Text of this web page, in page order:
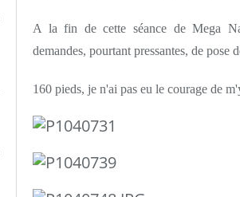
A la fin de cette séance de Mega
demandes, pourtant pressantes, de pose
160 pieds, je n'ai pas eu le courage de